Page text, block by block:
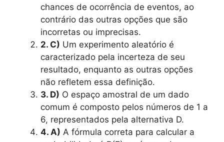
chances de ocorrência de eventos, ao
contrário das outras opções que são
incorretas ou imprecisas.
2. C) Um experimento aleatório é
caracterizado pela incerteza de seu
resultado, enquanto as outras opções
não refletem essa definição.
3. D) O espaço amostral de um dado
comum é composto pelos números de 1 a
6, representados pela alternativa D.
4. A) A fórmula correta para calcular a